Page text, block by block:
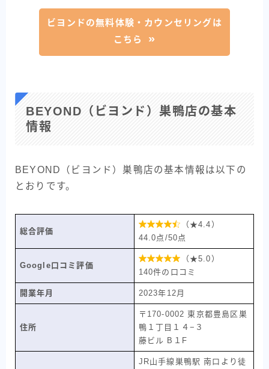
ビヨンドの無料体験・カウンセリングは
こちら
BEYOND（ビヨンド）巣鴨店の基本
情報
BEYOND（ビヨンド）巣鴨店の基本情報は以下の
とおりです。
総合評価

（★4.4）
44.0点/50点
Google口コミ評価

（★5.0）
140件の口コミ
開業年月 2023年12月
住所
〒170-0002 東京都豊島区巣
鴨１丁目１４−３
藤ビル B１F
JR山手線巣鴨駅 南口より徒